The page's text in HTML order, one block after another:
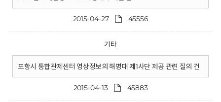
2015-04-27 45556
기타
포항시 통합관제센터 영상정보의 해병대 제1사단 제공 관련 질의 건
2015-04-13 45883